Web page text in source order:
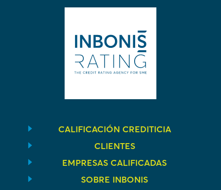
CALIFICACIÓN CREDITICIA
CLIENTES
EMPRESAS CALIFICADAS
SOBRE INBONIS